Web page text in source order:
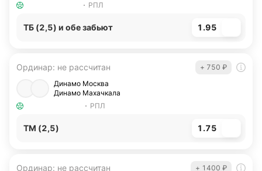
РПЛ
ТБ (2,5) и обе забьют 1.95
Ординар: не рассчитан
+ 750 ₽
Динамо Москва
Динамо Махачкала
РПЛ
ТМ (2,5) 1.75
Ординар: не рассчитан
+ 1400 ₽